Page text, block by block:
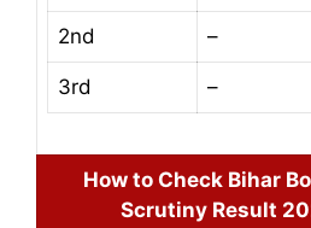
2nd –
3rd –
How to Check Bihar
Scrutiny Result